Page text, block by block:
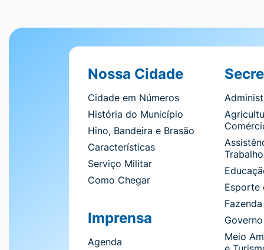
Seção do Rodapé e Contato
Nossa Cidade
Cidade em Números
História do Município
Hino, Bandeira e Brasão
Características
Serviço Militar
Como Chegar
Imprensa
Agenda
Esporte
Governo
Meio